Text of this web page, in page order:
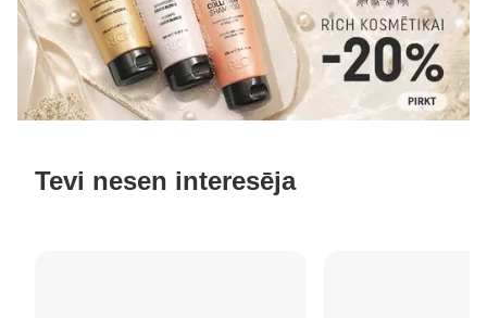
Tevi nesen interesēja